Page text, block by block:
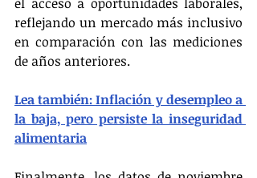
reflejando un mercado más inclusivo
en comparación con las mediciones
de años anteriores.
Lea también: Inflación y desempleo a
la baja, pero persiste la inseguridad
alimentaria